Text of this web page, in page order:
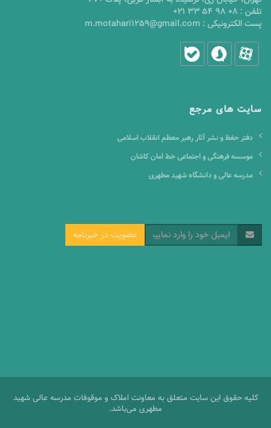
تلفن : 021 33 54 98 08
پست الکترونیکی : m.motahari1259@gmail.com
سایت های مرجع
دفتر حفظ و نشر آثار رهبر معظم انقلاب اسلامی
موسسه فرهنگی و اجتماعی خط امان کاشان
مدرسه عالی و دانشگاه شهید مطهری
عضویت در خبرنامه
کلیه حقوق این سایت متعلق به معاونت املاک و موقوفات مدرسه عالی شهید
مطهری می‌باشد.